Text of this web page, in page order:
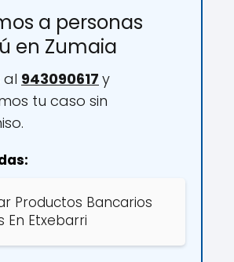
a personas
en Zumaia
al 943090617 y
tu caso sin
Productos Bancarios
En Etxebarri